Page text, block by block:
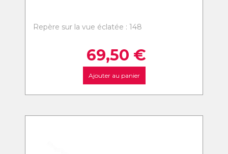
Repère sur la vue éclatée : 148
69,50 €
Ajouter au panier